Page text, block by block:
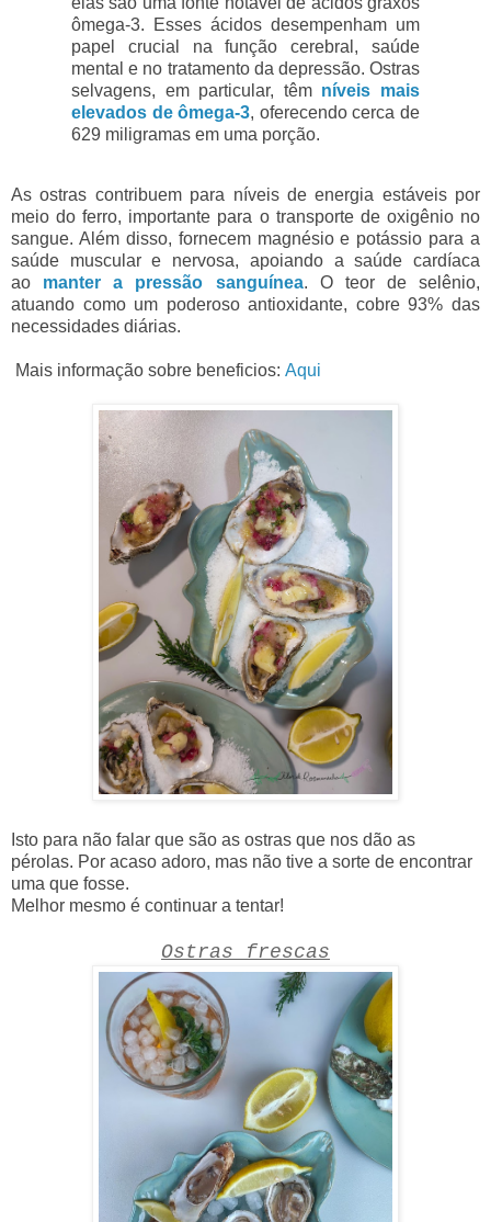
ômega-3. Esses ácidos desempenham um
papel crucial na função cerebral, saúde
mental e no tratamento da depressão. Ostras
selvagens, em particular, têm níveis mais
elevados de ômega-3, oferecendo cerca de
629 miligramas em uma porção.
As ostras contribuem para níveis de energia estáveis por
meio do ferro, importante para o transporte de oxigênio no
sangue. Além disso, fornecem magnésio e potássio para a
saúde muscular e nervosa, apoiando a saúde cardíaca
ao manter a pressão sanguínea. O teor de selênio,
atuando como um poderoso antioxidante, cobre 93% das
necessidades diárias.
Mais informação sobre beneficios: Aqui
Isto para não falar que são as ostras que nos dão as
pérolas. Por acaso adoro, mas não tive a sorte de encontrar
uma que fosse.
Melhor mesmo é continuar a tentar!
Ostras frescas